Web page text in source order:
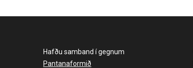
Hafðu samband í gegnum
Pantanaformið